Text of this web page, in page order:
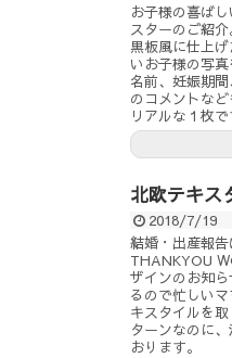
お子様の喜ば
スターのご紹
黒板風に仕上
いお子様の写
名前、妊娠期
のコメントな
リアルな１枚で
北欧テキス
2018/7/19
結婚・出産報
THANKYOU
ザインのお知
るので忙しい
キスタイルを
ターンなのに
おります。